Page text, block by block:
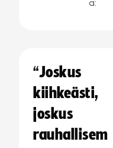
a:
“Joskus
kiihkeästi,
joskus
rauhallisem